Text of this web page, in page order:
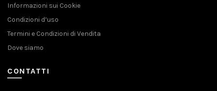
Informazioni sui Cookie
Condizioni d’uso
Termini e Condizioni di Vendita
Dove siamo
CONTATTI